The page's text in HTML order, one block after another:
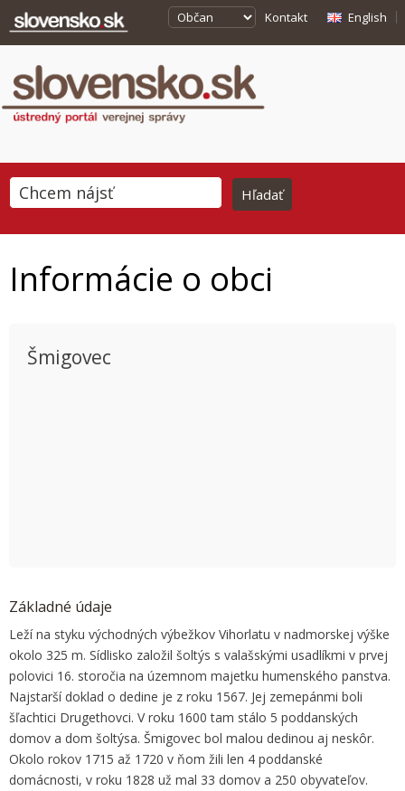
Kontakt English
Informácie o obci
Šmigovec
Základné údaje
Leží na styku východných výbežkov Vihorlatu v nadmorskej výške
okolo 325 m. Sídlisko založil šoltýs s valašskými usadlíkmi v prvej
polovici 16. storočia na územnom majetku humenského panstva.
Najstarší doklad o dedine je z roku 1567. Jej zemepánmi boli
šľachtici Drugethovci. V roku 1600 tam stálo 5 poddanských
domov a dom šoltýsa. Šmigovec bol malou dedinou aj neskôr.
Okolo rokov 1715 až 1720 v ňom žili len 4 poddanské
domácnosti, v roku 1828 už mal 33 domov a 250 obyvateľov.